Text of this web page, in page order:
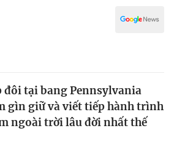
đôi tại bang Pennsylvania
gìn giữ và viết tiếp hành trình
ngoài trời lâu đời nhất thế